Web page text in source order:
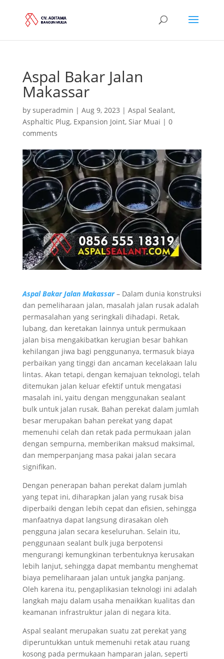
Aspal Bakar Jalan
Makassar
by superadmin | Aug 9, 2023 | Aspal Sealant,
Asphaltic Plug, Expansion Joint, Siar Muai | 0
comments
Aspal Bakar Jalan Makassar– Dalam dunia konstruksi
dan pemeliharaan jalan, masalah jalan rusak adalah
permasalahan yang seringkali dihadapi. Retak,
lubang, dan keretakan lainnya untuk permukaan
jalan bisa mengakibatkan kerugian besar bahkan
kehilangan jiwa bagi penggunanya, termasuk biaya
perbaikan yang tinggi dan ancaman kecelakaan lalu
lintas. Akan tetapi, dengan kemajuan teknologi, telah
ditemukan jalan keluar efektif untuk mengatasi
masalah ini, yaitu dengan menggunakan sealant
bulk untuk jalan rusak. Bahan perekat dalam jumlah
besar merupakan bahan perekat yang dapat
memenuhi celah dan retak pada permukaan jalan
dengan sempurna, memberikan maksud maksimal,
dan memperpanjang masa pakai jalan secara
signifikan.
Dengan penerapan bahan perekat dalam jumlah
yang tepat ini, diharapkan jalan yang rusak bisa
diperbaiki dengan lebih cepat dan efisien, sehingga
manfaatnya dapat langsung dirasakan oleh
pengguna jalan secara keseluruhan. Selain itu,
penggunaan sealant bulk juga berpotensi
mengurangi kemungkinan terbentuknya kerusakan
lebih lanjut, sehingga dapat membantu menghemat
biaya pemeliharaan jalan untuk jangka panjang.
Oleh karena itu, pengaplikasian teknologi ini adalah
langkah maju dalam usaha menaikkan kualitas dan
keamanan infrastruktur jalan di negara kita.
Aspal sealant merupakan suatu zat perekat yang
diperuntukkan untuk memenuhi retak atau ruang
kosong pada permukaan hamparan jalan, seperti